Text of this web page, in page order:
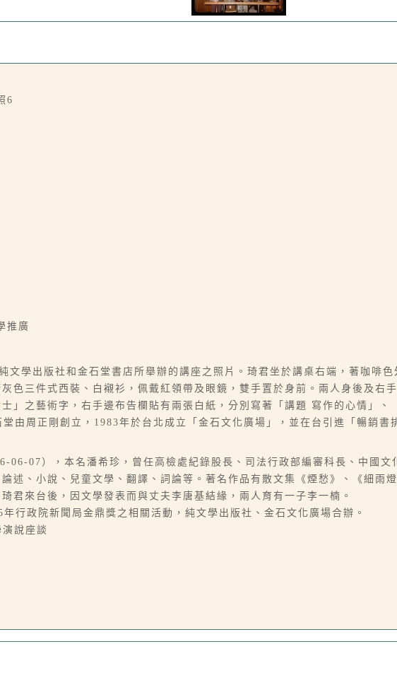
6
推廣
文學出版社和金石堂書店所舉辦的講座之照片。琦君坐於講桌右端，著咖啡
色三件式西裝、白襯衫，佩戴紅領帶及眼鏡，雙手置於身前。兩人身後及右
」之藝術字，右手邊布告欄貼有兩張白紙，分別寫著「講題 寫作的心情」、
由周正剛創立，1983年於台北成立「金石文化廣場」，並在台引進「暢銷書
06-07），本名潘希珍，曾任高檢處紀錄股長、司法行政部編審科長、中國文
述、小說、兒童文學、翻譯、詞論等。著名作品有散文集《煙愁》、《細雨
君來台後，因文學發表而與丈夫李唐基結緣，兩人育有一子李一楠。
行政院新聞局金鼎獎之相關活動，純文學出版社、金石文化廣場合辦。
說座談